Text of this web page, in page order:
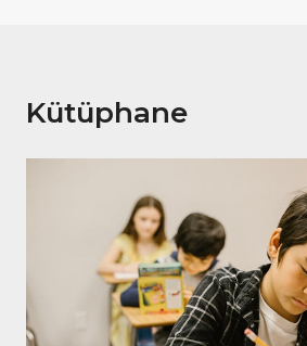
Kütüphane